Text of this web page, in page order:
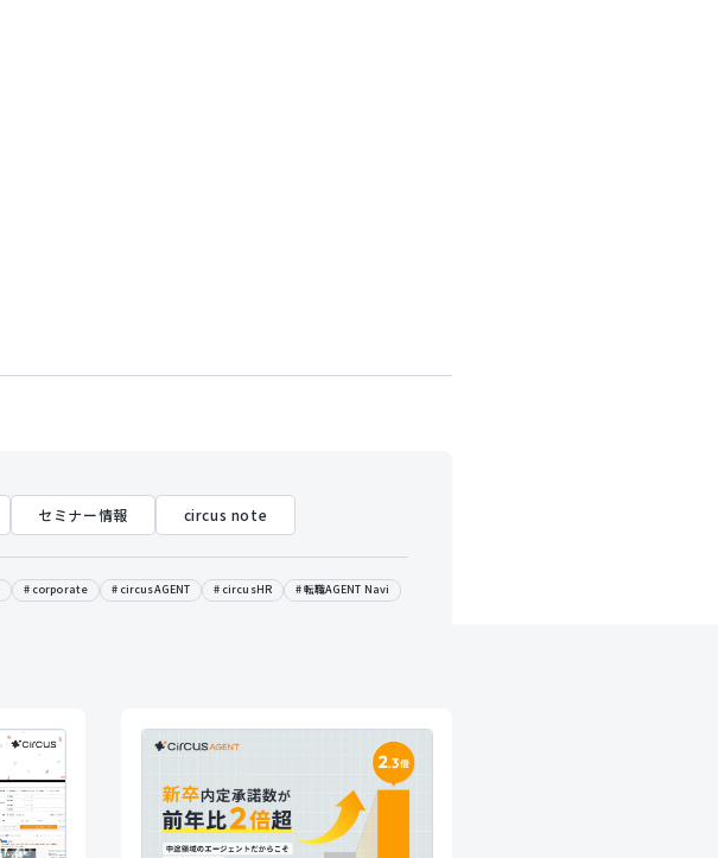
セミナー情報 circus note
corporate circusAGENT circusHR
転職AGENT Navi